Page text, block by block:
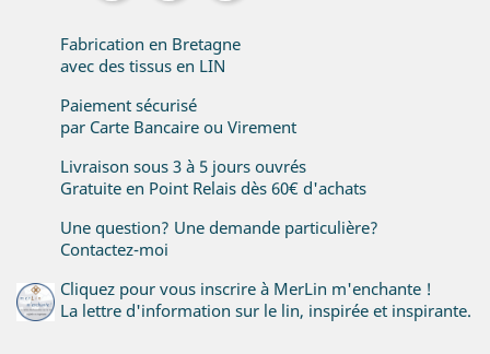
Fabrication en Bretagne
avec des tissus en LIN
Paiement sécurisé
par Carte Bancaire ou Virement
Livraison sous 3 à 5 jours ouvrés
Gratuite en Point Relais dès 60€ d'achats
Une question? Une demande particulière?
Contactez-moi
Cliquez pour vous inscrire à MerLin m'enchante !
La lettre d'information sur le lin, inspirée et inspirante.